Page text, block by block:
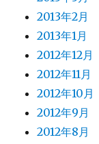
2013年2月
2013年1月
2012年12月
2012年11月
2012年10月
2012年9月
2012年8月